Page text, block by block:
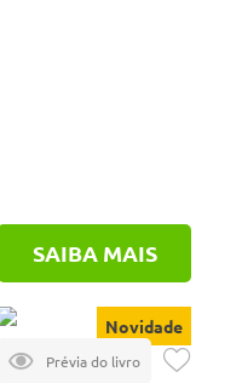
SAIBA MAIS
Novidade